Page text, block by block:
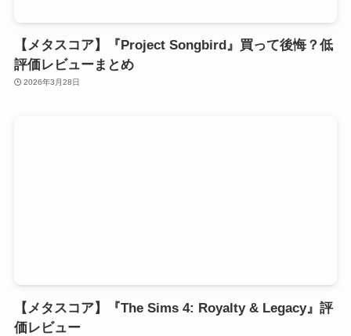
【メタスコア】『Project Songbird』買って後悔？低
評価レビューまとめ
2026年3月28日
【メタスコア】『The Sims 4: Royalty & Legacy』評
価レビュー